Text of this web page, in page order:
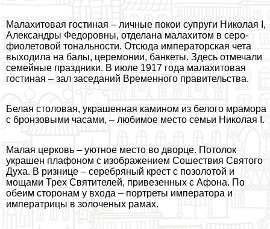
Малахитовая гостиная – личные покои супруги Николая I,
Александры Федоровны, отделана малахитом в серо-
фиолетовой тональности. Отсюда императорская чета
выходила на балы, церемонии, банкеты. Здесь отмечали
семейные праздники. В июле 1917 года малахитовая
гостиная – зал заседаний Временного правительства.
Белая столовая, украшенная камином из белого мрамора
с бронзовыми часами, – любимое место семьи Николая I.
Малая церковь – уютное место во дворце. Потолок
украшен плафоном с изображением Сошествия Святого
Духа. В ризнице – серебряный крест с позолотой и
мощами Трех Святителей, привезенных с Афона. По
обеим сторонам у входа – портреты императора и
императрицы в золоченых рамах.